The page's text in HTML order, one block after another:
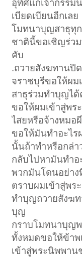
อุทิศแก่เจ้ากรรม
เบียดเบียนอีกเลย
โมทนาบุญสาธุทุ
ชาตินี้ขอเชิญร่ว
คับ
.ถวายสังฆทานปิ
จราชบุรีขอให้ผ
สาธุร่วมทำบุญได้
ขอให้ผมเข้าสู่พ
ไสยหรือจ้างหมอ
ขอให้มันทำอะไร
นั้นถ้าทำหรือกล่
กลับไปหามันทำอ
พวกมันโดนอย่า
ตราบผมเข้าสู่พ
ทำบุญถวายสังฆ
บุญ
กราบโมทนาบุญ
ทั้งหมดขอให้ข้าพ
เข้าสู่พระนิพพา